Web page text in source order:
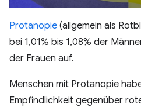
Protanopie (allgemein als
bei 1,01% bis 1,08% der
der Frauen auf.
Menschen mit Protanopie
Empfindlichkeit gegenüber